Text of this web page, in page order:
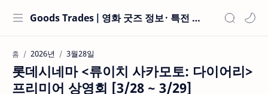
Goods Trades | 영화 굿즈 정보 · 특전 현황
홈 2026년 3월28일
롯데시네마 <류이치 사카모토: 다이어리>
프리미어 상영회 [3/28 ~ 3/29]